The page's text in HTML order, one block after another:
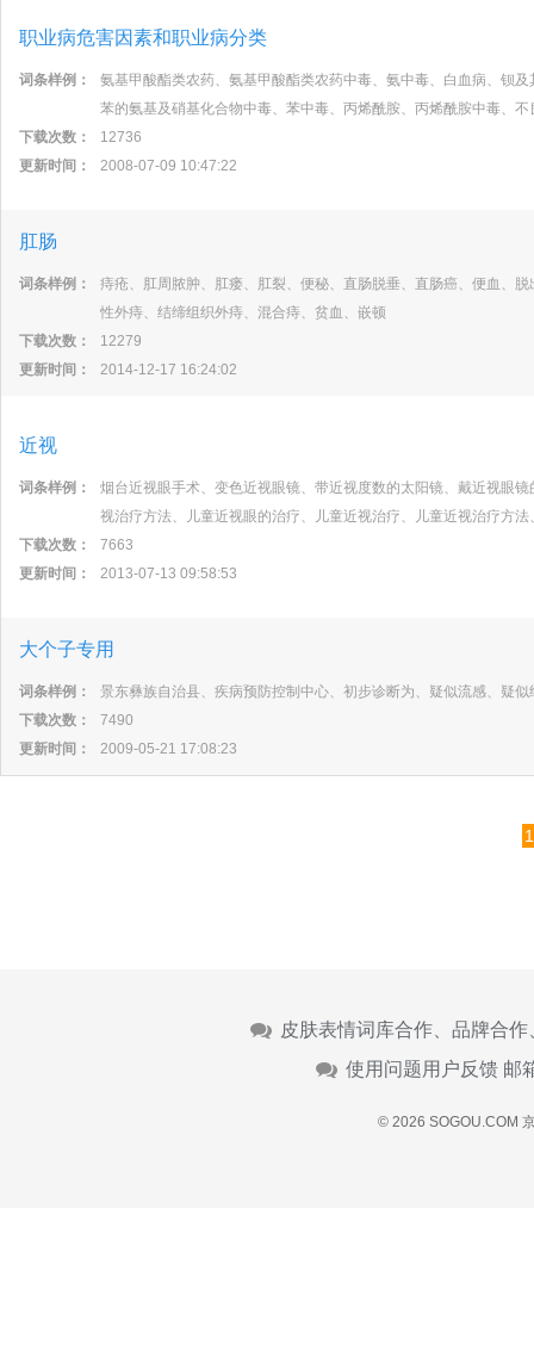
职业病危害因素和职业病分类
词条样例：
氨基甲酸酯类农药、氨基甲酸酯类农药中毒、氨中毒、白血病、钡
苯的氨基及硝基化合物中毒、苯中毒、丙烯酰胺、丙烯酰胺中毒、
下载次数：
12736
更新时间：
2008-07-09 10:47:22
肛肠
词条样例：
痔疮、肛周脓肿、肛瘘、肛裂、便秘、直肠脱垂、直肠癌、便血、
性外痔、结缔组织外痔、混合痔、贫血、嵌顿
下载次数：
12279
更新时间：
2014-12-17 16:24:02
近视
词条样例：
烟台近视眼手术、变色近视眼镜、带近视度数的太阳镜、戴近视眼
视治疗方法、儿童近视眼的治疗、儿童近视治疗、儿童近视治疗方
下载次数：
7663
更新时间：
2013-07-13 09:58:53
大个子专用
词条样例：
景东彝族自治县、疾病预防控制中心、初步诊断为、疑似流感、疑
下载次数：
7490
更新时间：
2009-05-21 17:08:23
1
皮肤表情词库合作、品牌合
使用问题用户反馈 邮
© 2026 SOGOU.COM